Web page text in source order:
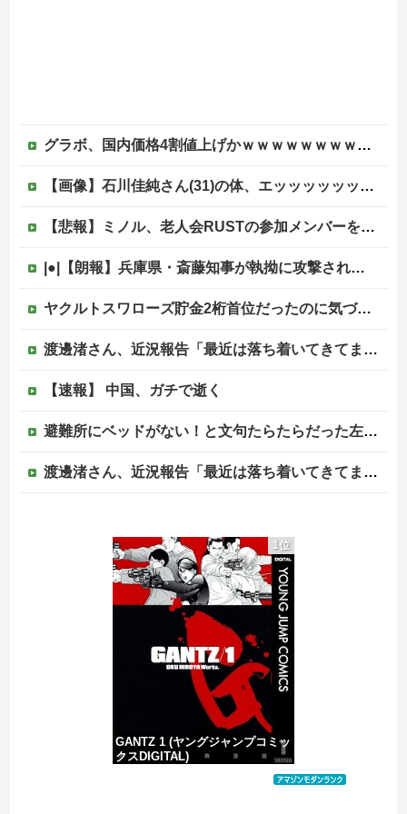
グラボ、国内価格4割値上げかｗｗｗｗｗｗｗｗｗｗｗｗｗｗｗｗ
【画像】石川佳純さん(31)の体、エッッッッッッッッッッッッッッッッッ！
【悲報】ミノル、老人会RUSTの参加メンバーをリークしていた模様…
|●|【朗報】兵庫県・斎藤知事が執拗に攻撃されている理由判明、県民も知らなかった「多額の費用が発生する状況」を一斉排除
ヤクルトスワローズ貯金2桁首位だったのに気づけば4位DeNAとゲーム差0他
渡邊渚さん、近況報告「最近は落ち着いてきてます」
【速報】 中国、ガチで逝く
避難所にベッドがない！と文句たらたらだった左派、実際に避難所にベッドが搬入されてしまった結果……
渡邊渚さん、近況報告「最近は落ち着いてきてます」
「私のお金だとステーキ、自分のお金だとハンバーガー」友人の食費を3か月出し続けた私に限界が来た話
【物議】倉田真由美さん「警官を非難する人間は、一体誰の命を守りたいのか」
【移民政策反対】イオンの売り場で唐揚げを食う中国人の子供
1位
GANTZ 1 (ヤングジャンプコミッ
クスDIGITAL)
価格：¥100